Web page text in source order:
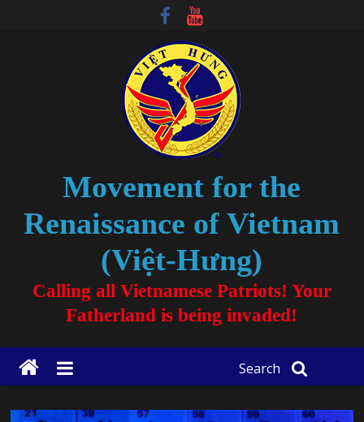
Movement for the
Renaissance of Vietnam
(Việt-Hưng)
Calling all Vietnamese Patriots! Your
Fatherland is being invaded!
Search